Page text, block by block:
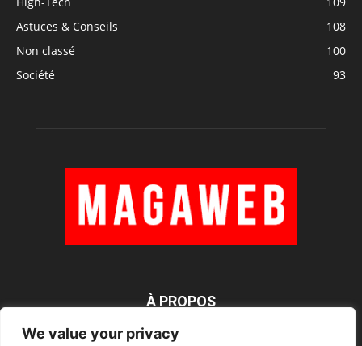
We value your privacy
Astuces & Conseils
108
Non classé
100
Société
93
À PROPOS